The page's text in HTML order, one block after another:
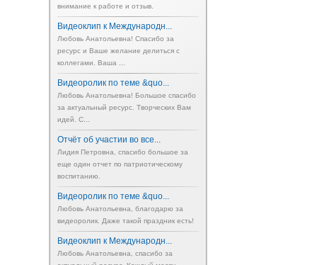
внимание к работе и отзыв.
Видеоклип к Международн...
Любовь Анатольевна! Спасибо за
ресурс и Ваше желание делиться с
коллегами. Ваша ...
Видеоролик по теме &quo...
Любовь Анатольевна! Большое спасибо
за актуальный ресурс. Творческих Вам
идей. С...
Отчёт об участии во все...
Лидия Петровна, спасибо большое за
еще один отчет по патриотическому
воспитанию.
Видеоролик по теме &quo...
Любовь Анатольевна, благодарю за
видеоролик. Даже такой праздник есть!
Видеоклип к Международн...
Любовь Анатольевна, спасибо за